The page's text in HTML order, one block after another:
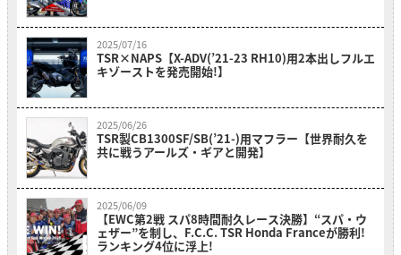
2025/07/16
TSR×NAPS【X-ADV(’21-23 RH10)用2本出しフルエ
キゾーストを発売開始!】
2025/06/26
TSR製CB1300SF/SB(’21-)用マフラー【世界耐久を
共に戦うアールズ・ギアと開発】
2025/06/09
【EWC第2戦 スパ8時間耐久レース決勝】“スパ・ウ
ェザー”を制し、F.C.C. TSR Honda Franceが勝利!
ランキング4位に浮上!